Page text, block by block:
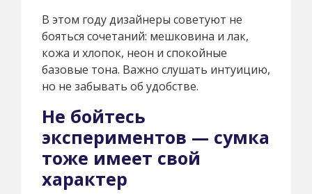
В этом году дизайнеры советуют не
бояться сочетаний: мешковина и лак,
кожа и хлопок, неон и спокойные
базовые тона. Важно слушать интуицию,
но не забывать об удобстве.
Не бойтесь
экспериментов — сумка
тоже имеет свой
характер